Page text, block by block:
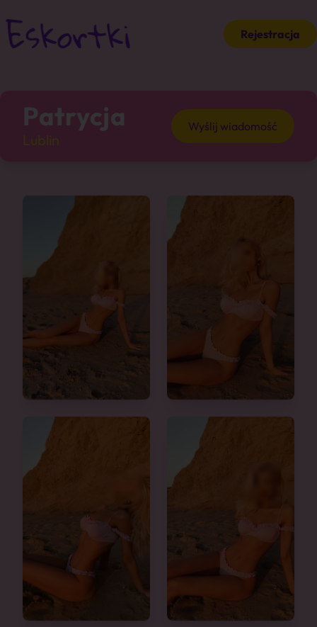
Rejestracja
Patrycja Wyślij wiadomość